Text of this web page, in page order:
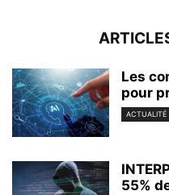
Les
pour
ACTUALITÉ
55%